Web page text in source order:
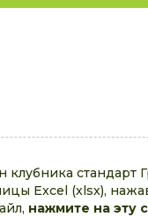
стандарт
Excel (xlsx),
нажмите на эту